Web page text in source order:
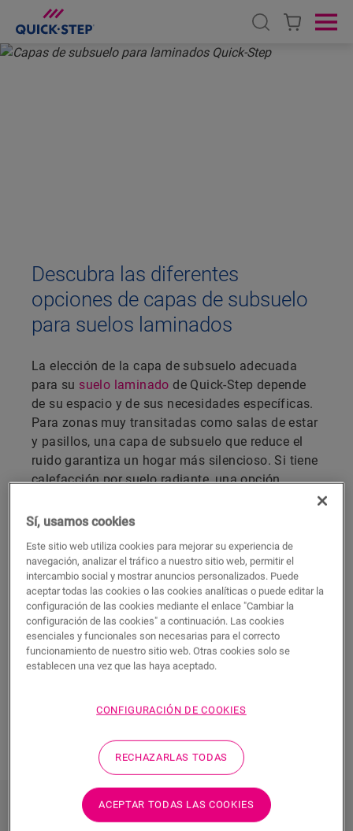
Open search
Descubra las diferentes
opciones de capas de subsuelo
para suelos laminados
La elección de la capa de subsuelo adecuada
para su suelo laminado de Quick-Step depende
de su espacio y de sus necesidades específicas.
Para zonas muy transitadas como salas de estar
y pasillos, una capa de subsuelo que reduce el
ruido garantiza un hogar más silencioso. Si tiene
calefacción por suelo radiante, una opción
energético. ¿Necesita nivelar una solera
proporciona el soporte necesario. Quick-Step
ofrece una gama de capas de subsuelo de alto
rendimiento diseñadas para mejorar el confort, la
durabilidad y el rendimiento acústico. Explore
sus opciones y encuentre la combinación
perfecta para su suelo laminado.
SUBSUELO PARA SUELOS LAMINADOS
Capas de subsuelorecomendadas
para usted
Sí, usamos cookies
Este sitio web utiliza cookies para mejorar su experiencia de
navegación, analizar el tráfico a nuestro sitio web, permitir el
intercambio social y mostrar anuncios personalizados. Puede
aceptar todas las cookies o las cookies analíticas o puede editar la
configuración de las cookies mediante el enlace "Cambiar la
configuración de las cookies" a continuación. Las cookies
esenciales y funcionales son necesarias para el correcto
funcionamiento de nuestro sitio web. Otras cookies solo se
establecen una vez que las haya aceptado.
CONFIGURACIÓN DE COOKIES
RECHAZARLAS TODAS
ACEPTAR TODAS LAS COOKIES